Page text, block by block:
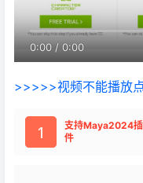
0:00 / 0:00
>>>>>视频不能播放
支持Maya2024插
件
1